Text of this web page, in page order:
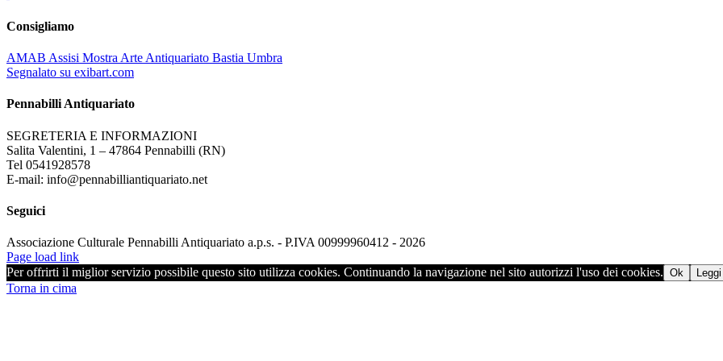
Consigliamo
AMAB Assisi Mostra Arte Antiquariato Bastia Umbra
Segnalato su exibart.com
Pennabilli Antiquariato
SEGRETERIA E INFORMAZIONI
Salita Valentini, 1 – 47864 Pennabilli (RN)
Tel 0541928578
E-mail: info@pennabilliantiquariato.net
Seguici
Associazione Culturale Pennabilli Antiquariato a.p.s. - P.IVA 00999960412 - 2026
Page load link
Per offrirti il miglior servizio possibile questo sito utilizza cookies. Continuando la navigazione nel sito autorizzi l'uso dei cookies. Ok
Torna in cima